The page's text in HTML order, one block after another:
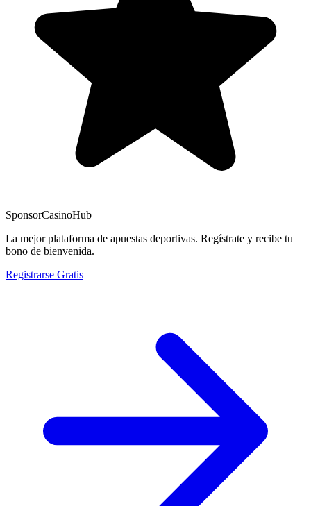
SponsorCasinoHub
La mejor plataforma de apuestas deportivas. Regístrate y recibe tu
bono de bienvenida.
Registrarse Gratis